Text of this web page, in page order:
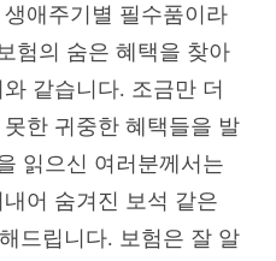
애주기별 필수품이라
험의 숨은 혜택을 찾아
같습니다. 조금만 더
한 귀중한 혜택들을 발
읽으신 여러분께서는
어 숨겨진 보석 같은
드립니다. 보험은 잘 알